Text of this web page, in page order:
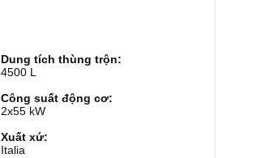
Dung tích thùng trộn:
4500 L
Công suất động cơ:
2x55 kW
Xuất xứ:
Italia